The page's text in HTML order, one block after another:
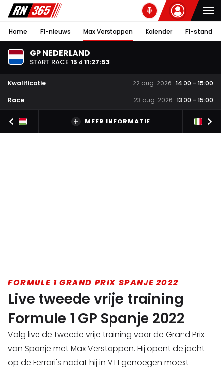
Home F1-nieuws Max Verstappen Kalender F1-stand
GP NEDERLAND
START RACE 15 d 11:27:52
Kwalificatie 22 aug. 2026 14:00 - 15:00
Race
23 aug. 2026 13:00 - 15:00
MEER INFORMATIE
FORMULE 1 GRAND PRIX SPANJE 2022
Live tweede vrije training
Formule 1 GP Spanje 2022
Volg live de tweede vrije training voor de Grand Prix
van Spanje met Max Verstappen. Hij opent de jacht
op de Ferrari's nadat hij in VT1 genoegen moest